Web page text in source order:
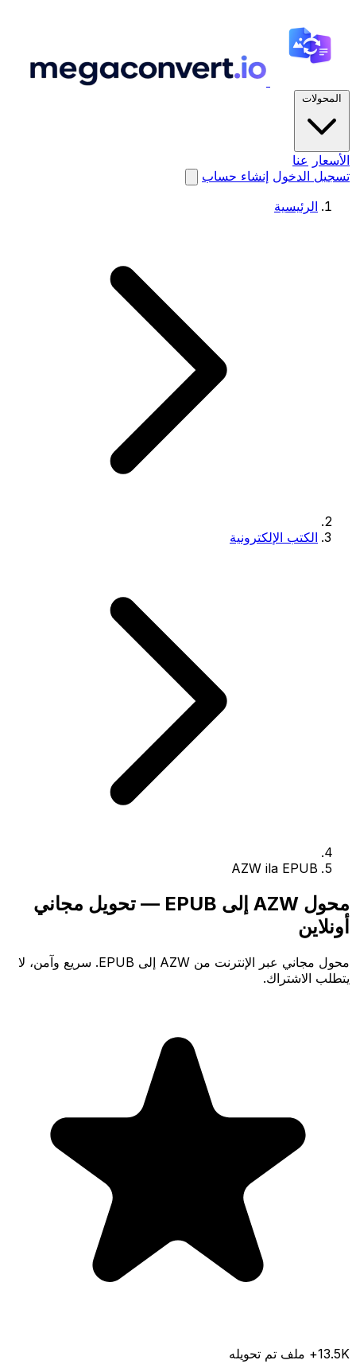
المحولات
الأسعار عنا
تسجيل الدخول إنشاء حساب
الرئيسية
الكتب الإلكترونية
AZW ila EPUB
محول AZW إلى EPUB — تحويل مجاني
أونلاين
محول مجاني عبر الإنترنت من AZW إلى EPUB. سريع وآمن، لا
يتطلب الاشتراك.
13.5K+ ملف تم تحويله